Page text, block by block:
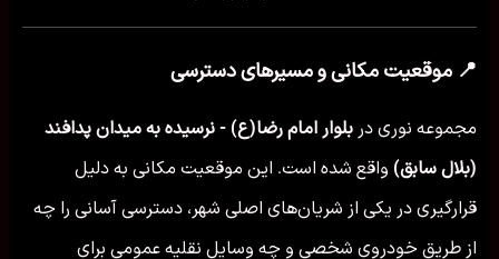
📍 موقعیت مکانی و مسیرهای دسترسی
مجموعه نوری در بلوار امام رضا(ع) - نرسیده به میدان پدافند
(بلال سابق) واقع شده است. این موقعیت مکانی به دلیل
قرارگیری در یکی از شریان‌های اصلی شهر، دسترسی آسانی را چه
از طریق خودروی شخصی و چه وسایل نقلیه عمومی برای